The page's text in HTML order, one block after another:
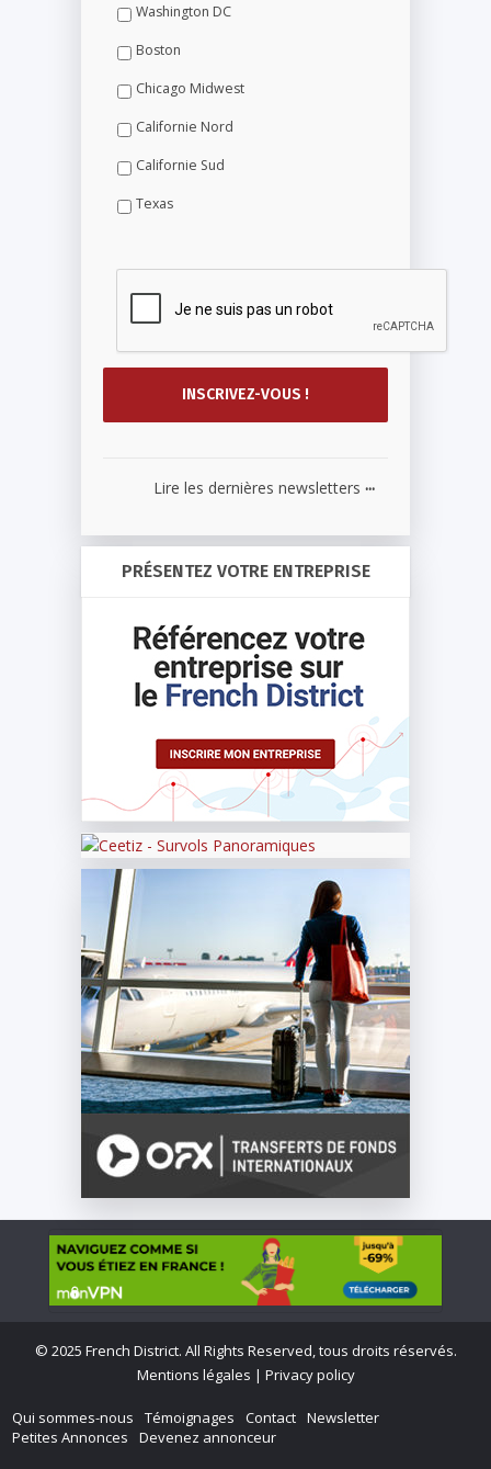
Washington DC
Boston
Chicago Midwest
Californie Nord
Californie Sud
Texas
Lire les dernières newsletters ...
PRÉSENTEZ VOTRE ENTREPRISE
© 2025 French District. All Rights Reserved, tous droits réservés.
Mentions légales | Privacy policy
Qui sommes-nous Témoignages Contact Newsletter
Petites Annonces
Devenez annonceur